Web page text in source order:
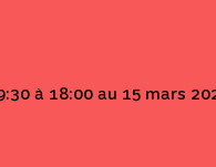
à 18:00 au 15 mars